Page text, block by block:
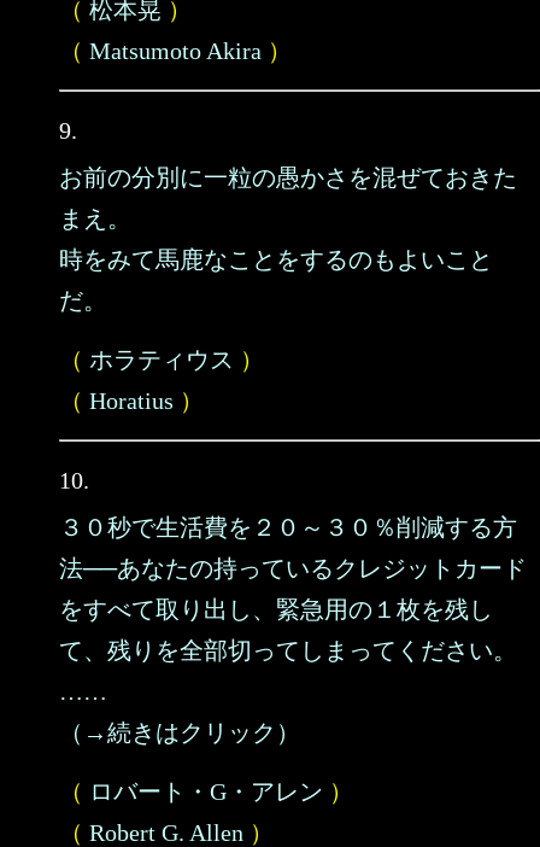
（ 松本晃 ）
（ Matsumoto Akira ）
9.
お前の分別に一粒の愚かさを混ぜておきた
まえ。
時をみて馬鹿なことをするのもよいこと
だ。
（ ホラティウス ）
（ Horatius ）
10.
３０秒で生活費を２０～３０％削減する方
法──あなたの持っているクレジットカード
をすべて取り出し、緊急用の１枚を残し
て、残りを全部切ってしまってください。
……
（→続きはクリック）
（ ロバート・G・アレン ）
（ Robert G. Allen ）